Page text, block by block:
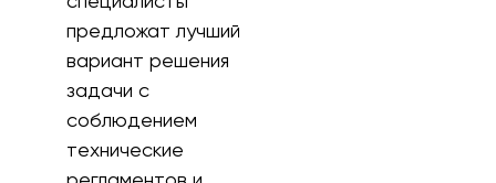
предложат лучший
вариант решения
задачи с
соблюдением
технические